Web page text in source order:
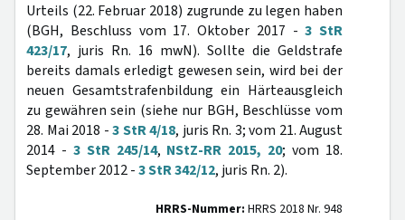
Urteils (22. Februar 2018) zugrunde zu legen haben
(BGH, Beschluss vom 17. Oktober 2017 -3 StR
423/17, juris Rn. 16 mwN). Sollte die Geldstrafe
bereits damals erledigt gewesen sein, wird bei der
neuen Gesamtstrafenbildung ein Härteausgleich
zu gewähren sein (siehe nur BGH, Beschlüsse vom
28. Mai 2018 -3 StR 4/18, juris Rn. 3; vom 21. August
2014 - 3 StR 245/14, NStZ-RR 2015, 20; vom 18.
September 2012 -3 StR 342/12, juris Rn. 2).
HRRS-Nummer: HRRS 2018 Nr. 948